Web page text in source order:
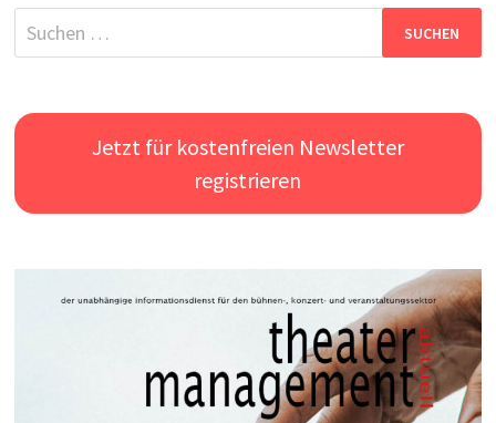
Suchen
nach:
Jetzt für kostenfreien Newsletter
registrieren